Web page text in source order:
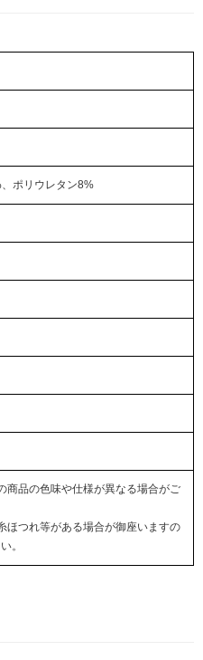
ポリウレタン8%
商品の色味や仕様が異なる場合がご
ほつれ等がある場合が御座いますの
。